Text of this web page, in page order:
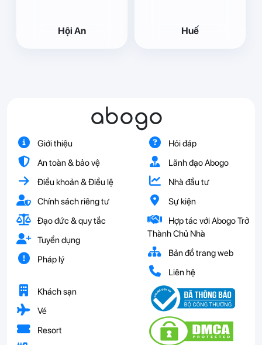
Hội An Huế
abogo
Giới thiệu
An toàn & bảo vệ
Điều khoản & Điều lệ
Chính sách riêng tư
Đạo đức & quy tắc
Tuyển dụng
Pháp lý
Hỏi đáp
Lãnh đạo Abogo
Nhà đầu tư
Sự kiện
Hợp tác với Abogo Trở
Thành Chủ Nhà
Bản đồ trang web
Liên hệ
Khách sạn
Vé
Resort